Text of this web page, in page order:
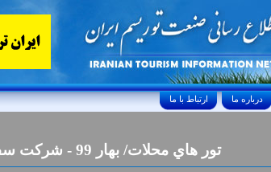
ارتباط با ما درباره ما
تور هاي محلات/ بهار 99 - شرکت سفر رو ايرانيان